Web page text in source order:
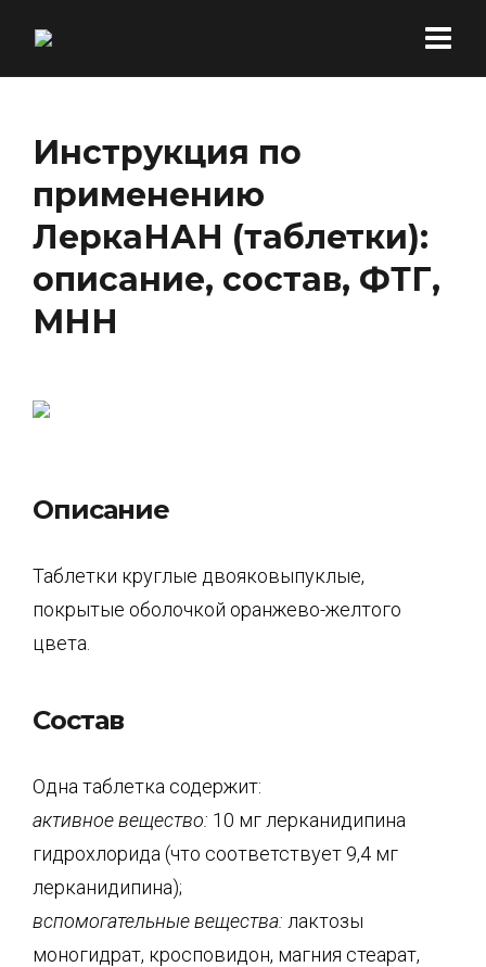
Инструкция по
применению
ЛеркаНАН (таблетки):
описание, состав, ФТГ,
МНН
Описание
Таблетки круглые двояковыпуклые,
покрытые оболочкой оранжево-желтого
цвета.
Состав
Одна таблетка содержит:
активное вещество: 10 мг лерканидипина
гидрохлорида (что соответствует 9,4 мг
лерканидипина);
вспомогательные вещества: лактозы
моногидрат, кросповидон, магния стеарат,